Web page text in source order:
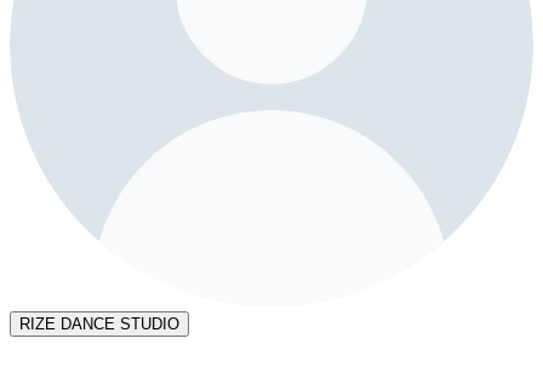
RIZE DANCE STUDIO